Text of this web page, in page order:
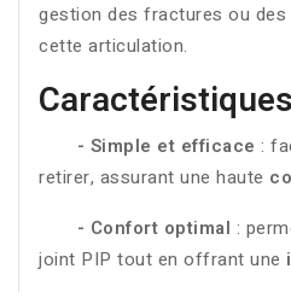
gestion des fractures ou
cette articulation.
- Simple et efficace :
retirer, assurant une haute
- Confort optimal :
joint PIP tout en offrant une